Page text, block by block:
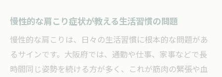
慢性的な肩こり症状が教える生活習慣の問題
慢性的な肩こりは、日々の生活習慣に根本的な問題があ
るサインです。大阪府では、通勤や仕事、家事などで長
時間同じ姿勢を続ける方が多く、これが筋肉の緊張や血